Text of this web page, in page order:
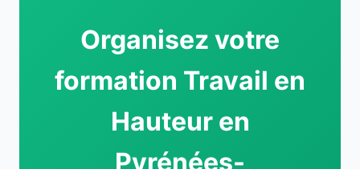
Organisez votre
formation Travail en
Hauteur en
Pyrénées-